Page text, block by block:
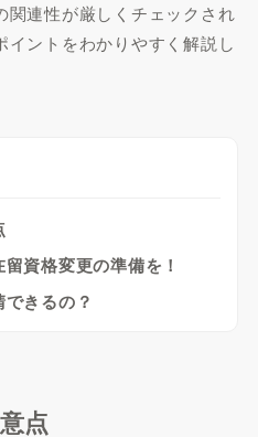
関連性が厳しくチェックされ
イントをわかりやすく解説し
資格変更の準備を！
できるの？
点